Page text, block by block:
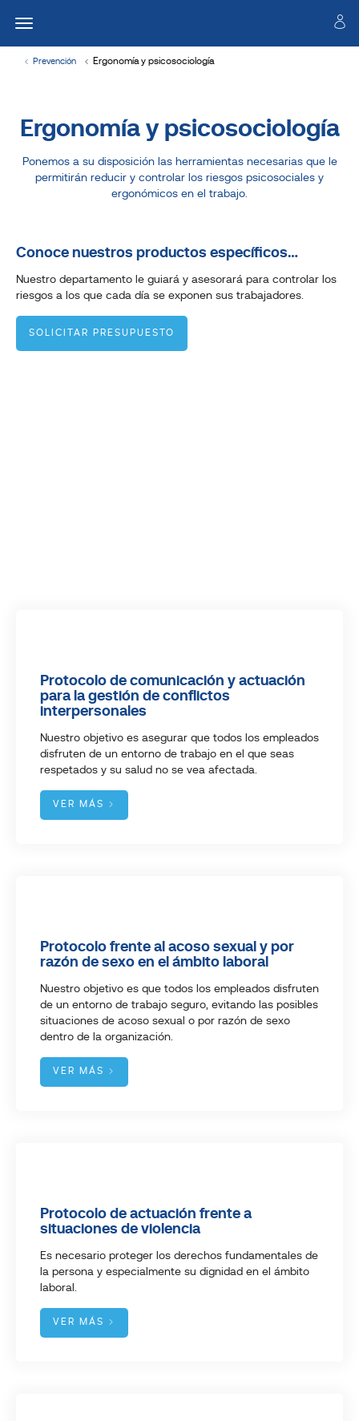
Prevención Ergonomía y psicosociología
Ergonomía y psicosociología
Ponemos a su disposición las herramientas necesarias que le
permitirán reducir y controlar los riesgos psicosociales y
ergonómicos en el trabajo.
Conoce nuestros productos específicos…
Nuestro departamento le guiará y asesorará para controlar los
riesgos a los que cada día se exponen sus trabajadores.
SOLICITAR PRESUPUESTO
Protocolo de comunicación y actuación
para la gestión de conflictos
interpersonales
Nuestro objetivo es asegurar que todos los empleados
disfruten de un entorno de trabajo en el que seas
respetados y su salud no se vea afectada.
VER MÁS
Protocolo frente al acoso sexual y por
razón de sexo en el ámbito laboral
Nuestro objetivo es que todos los empleados disfruten
de un entorno de trabajo seguro, evitando las posibles
situaciones de acoso sexual o por razón de sexo
dentro de la organización.
VER MÁS
Protocolo de actuación frente a
situaciones de violencia
Es necesario proteger los derechos fundamentales de
la persona y especialmente su dignidad en el ámbito
laboral.
VER MÁS